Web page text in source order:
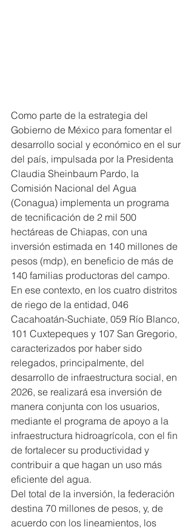
Como parte de la estrategia del
Gobierno de México para fomentar el
desarrollo social y económico en el sur
del país, impulsada por la Presidenta
Claudia Sheinbaum Pardo, la
Comisión Nacional del Agua
(Conagua) implementa un programa
de tecnificación de 2 mil 500
hectáreas de Chiapas, con una
inversión estimada en 140 millones de
pesos (mdp), en beneficio de más de
140 familias productoras del campo.
En ese contexto, en los cuatro distritos
de riego de la entidad, 046
Cacahoatán-Suchiate, 059 Río Blanco,
101 Cuxtepeques y 107 San Gregorio,
caracterizados por haber sido
relegados, principalmente, del
desarrollo de infraestructura social, en
2026, se realizará esa inversión de
manera conjunta con los usuarios,
mediante el programa de apoyo a la
infraestructura hidroagrícola, con el fin
de fortalecer su productividad y
contribuir a que hagan un uso más
eficiente del agua.
Del total de la inversión, la federación
destina 70 millones de pesos, y, de
acuerdo con los lineamientos, los